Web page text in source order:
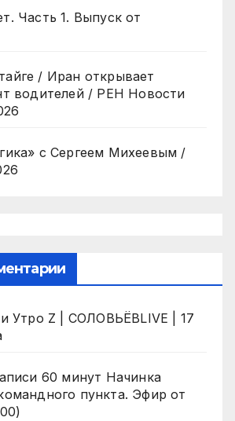
Часть 1. Выпуск от
/ Иран открывает
водителей / РЕН Новости
с Сергеем Михеевым /
Утро Z | СОЛОВЬЁВLIVE | 17
60 минут Начинка
пункта. Эфир от